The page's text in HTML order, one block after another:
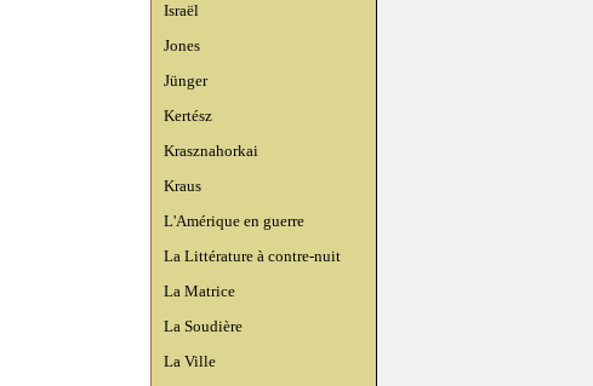
Israël
Jones
Jünger
Kertész
Krasznahorkai
Kraus
L'Amérique en guerre
La Littérature à contre-nuit
La Matrice
La Soudière
La Ville